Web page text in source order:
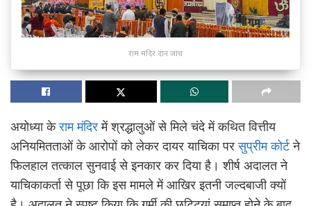
राम मंदिर दान जांच
अयोध्या केराम मंदिरमें श्रद्धालुओं से मिले चंदे में कथित वित्तीय
अनियमितताओं के आरोपों को लेकर दायर याचिका परसुप्रीम कोर्टने
फिलहाल तत्काल सुनवाई से इनकार कर दिया है। शीर्ष अदालत ने
याचिकाकर्ता से पूछा कि इस मामले में आखिर इतनी जल्दबाजी क्यों